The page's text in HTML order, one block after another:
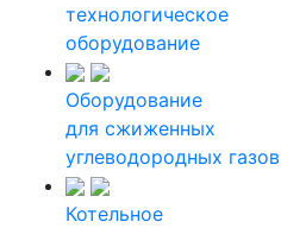
технологическое
оборудование
Оборудование
для сжиженных
углеводородных газов
Котельное